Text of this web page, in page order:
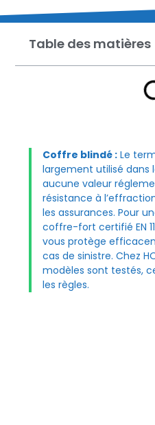
Table des matières
Coffre blindé : Le
largement utilisé dans
aucune valeur
résistance à
les assurances. Pour
coffre-fort certifié EN
vous protège
cas de sinistre. Chez
modèles sont testés,
les règles.